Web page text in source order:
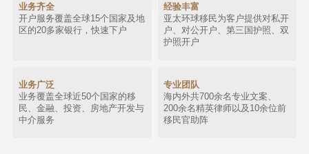
业务齐全
开户服务覆盖全球15个国家及地
区的20多家银行，快速下户
经验丰富
亚太环球移民为客户提供对私开
户、对公开户、第三国护照、双
护照开户
业务广泛
业务覆盖全球近50个国家的移
民、金融、投资、房地产开发与
中介服务
专业团队
海内外共700余名专业文案、
200余名精英律师以及10余位前
移民官助阵